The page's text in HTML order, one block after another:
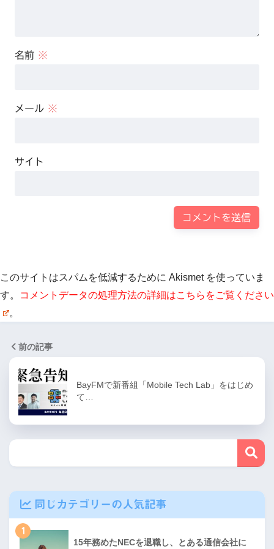
名前 ※
メール ※
サイト
このサイトはスパムを低減するために Akismet を使っていま
す。
コメントデータの処理方法の詳細はこちらをご覧ください
。
前の記事
BayFMで新番組「Mobile Tech Lab」をはじめ
て…
同じカテゴリーの人気記事
1
15年務めたNECを退職し、とある通信会社に